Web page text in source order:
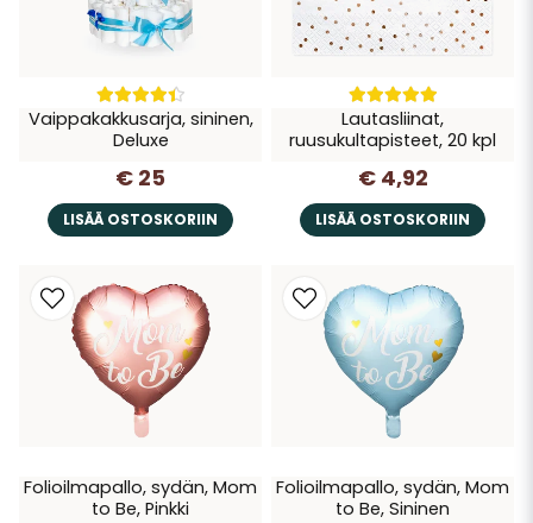
Vaippakakkusarja, sininen,
Deluxe
€ 25
LISÄÄ OSTOSKORIIN
Lautasliinat,
ruusukultapisteet, 20 kpl
€ 4,92
LISÄÄ OSTOSKORIIN
Folioilmapallo, sydän, Mom
to Be, Pinkki
Folioilmapallo, sydän, Mom
to Be, Sininen